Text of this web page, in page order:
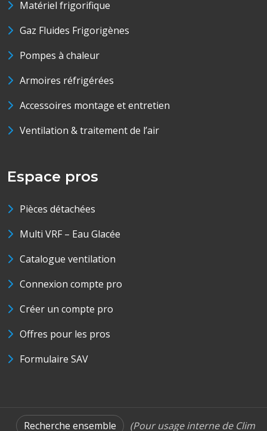
Matériel frigorifique
Gaz Fluides Frigorigènes
Pompes à chaleur
Armoires réfrigérées
Accessoires montage et entretien
Ventilation & traitement de l’air
Espace pros
Pièces détachées
Multi VRF – Eau Glacée
Catalogue ventilation
Connexion compte pro
Créer un compte pro
Offres pour les pros
Formulaire SAV
Recherche ensemble (Pour usage interne de Clim